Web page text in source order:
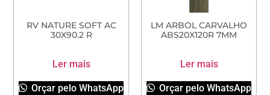
RV NATURE SOFT AC
30X90.2 R
Ler mais
Orçar pelo WhatsApp
LM ARBOL CARVALHO
ABS20X120R 7MM
Ler mais
Orçar pelo WhatsApp